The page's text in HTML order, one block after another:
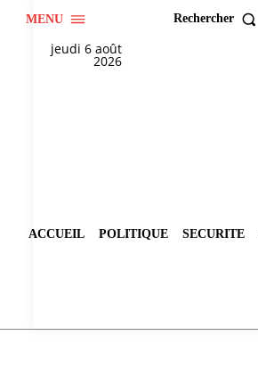
MENU Rechercher
jeudi 6 août
2026
ACCUEIL POLITIQUE SECURITE